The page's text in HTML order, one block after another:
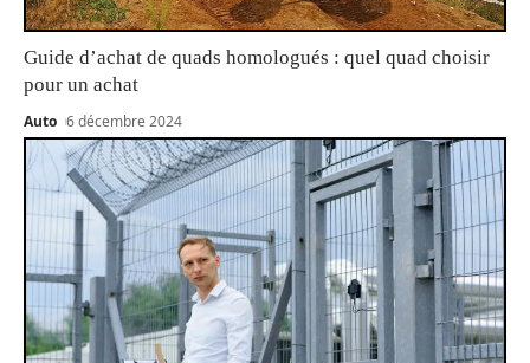
Guide d’achat de quads homologués : quel quad choisir
pour un achat
Auto 6 décembre 2024